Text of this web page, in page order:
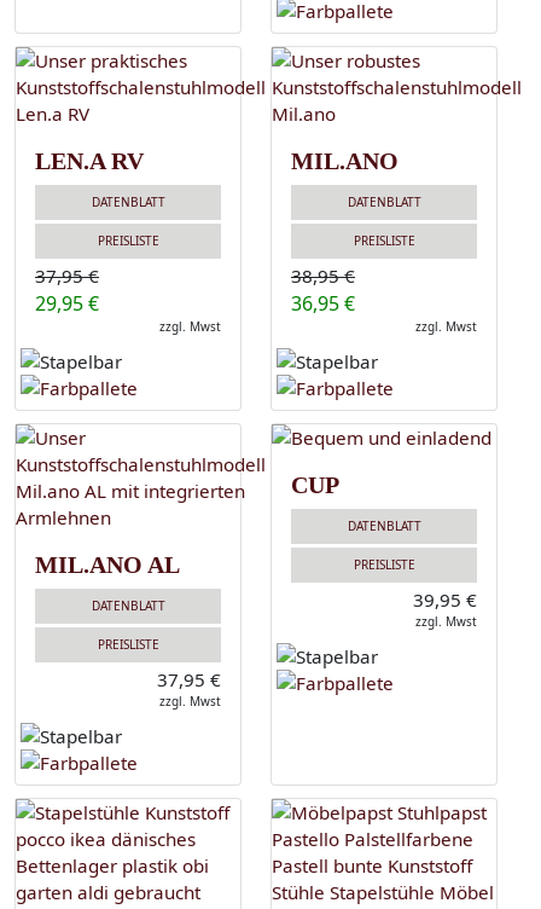
LEN.A RV
DATENBLATT
PREISLISTE
37,95 €
29,95 €
zzgl. Mwst
MIL.ANO
DATENBLATT
PREISLISTE
38,95 €
36,95 €
zzgl. Mwst
MIL.ANO AL
DATENBLATT
PREISLISTE
37,95 €
zzgl. Mwst
CUP
DATENBLATT
PREISLISTE
39,95 €
zzgl. Mwst